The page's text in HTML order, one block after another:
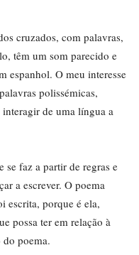
cruzados, com palavras,
têm um som parecido e
espanhol. O meu interesse
polissémicas,
de uma língua a
se faz a partir de regras e
a escrever. O poema
escrita, porque é ela,
possa ter em relação à
poema.